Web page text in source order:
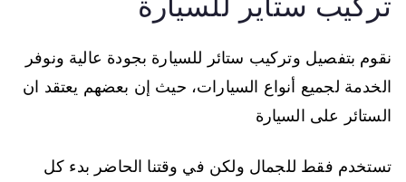
نقوم بتفصيل وتركيب ستائر للسيارة بجودة عالية ونوفر
الخدمة لجميع أنواع السيارات، حيث إن بعضهم يعتقد ان
الستائر على السيارة
تستخدم فقط للجمال ولكن في وقتنا الحاضر بدء كل